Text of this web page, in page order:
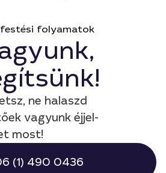
folyamatok
ne halaszd
vagyunk éjjel-
most!
(1) 490 0436